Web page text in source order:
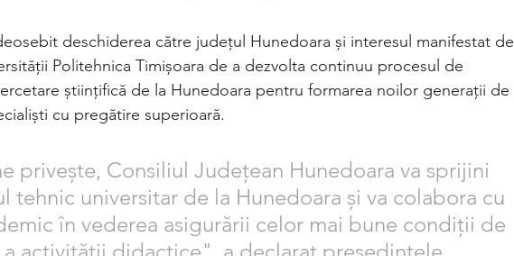
deschiderea către județul Hunedoara și interesul manifestat de
Politehnica Timişoara de a dezvolta continuu procesul de
ştiinţifică de la Hunedoara pentru formarea noilor generaţii de
cu pregătire superioară.
privește, Consiliul Județean Hunedoara va sprijini
tehnic universitar de la Hunedoara și va colabora cu
în vederea asigurării celor mai bune condiții de